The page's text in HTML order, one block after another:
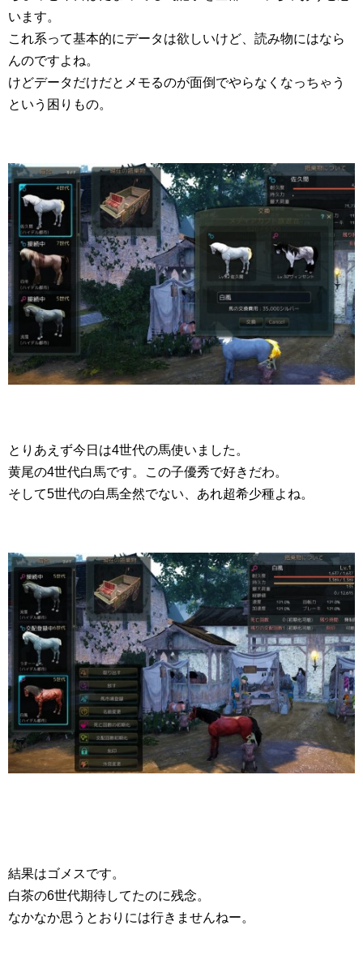
います。
これ系って基本的にデータは欲しいけど、読み物にはなら
んのですよね。
けどデータだけだとメモるのが面倒でやらなくなっちゃう
という困りもの。
とりあえず今日は4世代の馬使いました。
黄尾の4世代白馬です。この子優秀で好きだわ。
そして5世代の白馬全然でない、あれ超希少種よね。
結果はゴメスです。
白茶の6世代期待してたのに残念。
なかなか思うとおりには行きませんねー。